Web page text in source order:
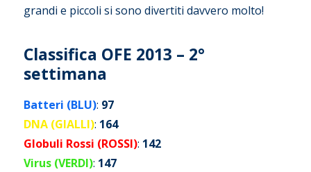
grandi e piccoli si sono divertiti davvero molto!
Classifica OFE 2013 – 2°
settimana
Batteri (BLU): 97
DNA (GIALLI): 164
Globuli Rossi (ROSSI): 142
Virus (VERDI): 147